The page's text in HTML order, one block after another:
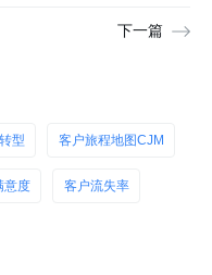
下一篇
型 客户旅程地图CJM
意度 客户流失率